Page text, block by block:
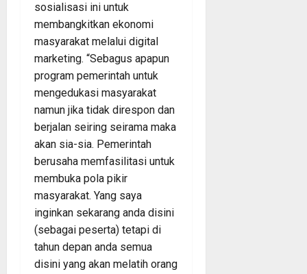
sosialisasi ini untuk
membangkitkan ekonomi
masyarakat melalui digital
marketing. “Sebagus apapun
program pemerintah untuk
mengedukasi masyarakat
namun jika tidak direspon dan
berjalan seiring seirama maka
akan sia-sia. Pemerintah
berusaha memfasilitasi untuk
membuka pola pikir
masyarakat. Yang saya
inginkan sekarang anda disini
(sebagai peserta) tetapi di
tahun depan anda semua
disini yang akan melatih orang